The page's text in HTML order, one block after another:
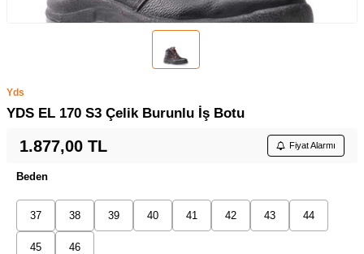
Yds
YDS EL 170 S3 Çelik Burunlu İş Botu
1.877,00 TL Fiyat Alarmı
Beden
37 38 39 40 41 42 43 44
45 46